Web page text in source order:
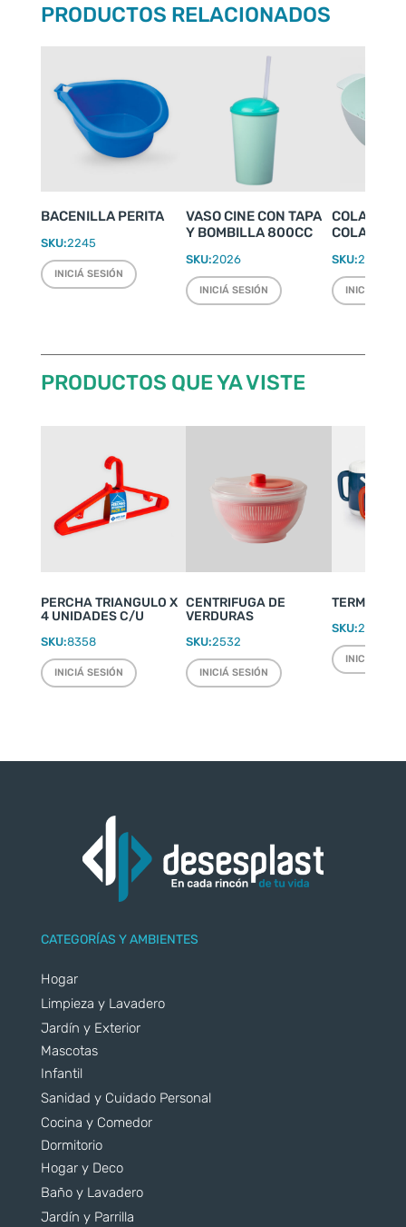
PRODUCTOS RELACIONADOS
BACENILLA PERITA
SKU:2245
INICIÁ SESIÓN
VASO CINE CON TAPA
Y BOMBILLA 800CC
SKU:2026
INICIÁ SESIÓN
COLADOR
SKU:2053
INICIÁ
PRODUCTOS QUE YA VISTE
PERCHA TRIANGULO X
4 UNIDADES C/U
SKU:8358
INICIÁ SESIÓN
CENTRIFUGA DE
VERDURAS
SKU:2532
INICIÁ SESIÓN
TERMO
SKU:2220
INICIÁ
CATEGORÍAS Y AMBIENTES
Hogar
Limpieza y Lavadero
Jardín y Exterior
Mascotas
Infantil
Sanidad y Cuidado Personal
Cocina y Comedor
Dormitorio
Hogar y Deco
Baño y Lavadero
Jardín y Parrilla